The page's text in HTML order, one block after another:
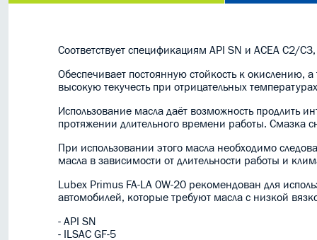
Соответствует спецификациям API SN и ACEA C2/
Обеспечивает постоянную стойкость к окислению,
высокую текучесть при отрицательных
Использование масла даёт возможность продлить
протяжении длительного времени работы. Смазка
При использовании этого масла необходимо
масла в зависимости от длительности работы и
Lubex Primus FA-LA 0W-20 рекомендован для
автомобилей, которые требуют масла с низкой
- API SN
- ILSAC GF-5